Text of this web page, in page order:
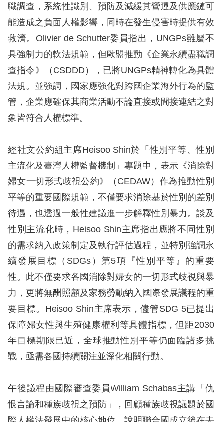
料
庫
無
礙
快
捷
鍵
選
擇
語
言
兒少版
回
首
頁
網
站
導
網
職調查，系統性識別、預防及減緩其營運及供應鏈可
能造成之負面人權影響，同時在發生侵害時提供有效
救濟。Olivier de Schutter委員指出，UNGPs雖屬不
具強制力的軟法規範，但歐盟推動《企業永續盡職調
查指令》（CSDDD），已將UNGPs精神轉化為具體
法規。並強調，國家應強化對跨國企業海外行為的監
管，企業應確保其商業活動不論直接或間接連結之對
象皆符合人權標準。
經社文公約組主席Heisoo Shin於「性別平等、性別
主流化及臺灣人權監督機制」專題中，表示《消除對
婦女一切形式歧視公約》（CEDAW）作為推動性別
平等的重要國際規範，不僅要求消除基於性別的差別
待遇，也透過一般性建議進一步解釋性別暴力。談及
性別主流化時，Heisoo Shin主席指出應將不同性別
的需求納入政策制定及執行評估過程，並特別強調永
續發展目標（SDGs）第5項『性別平等』的重要
性。此不僅要求各國消除對婦女的一切形式歧視與暴
力，更將無酬照顧及家務勞動納入國際發展議程的重
要目標。Heisoo Shin主席表示，儘管SDG 5已提出
保障婦女性與生殖健康權利等具體指標，但距2030
年目標期限已近，全球推動性別平等仍面臨諸多挑
戰，亟需各國持續關注並深化相關行動。
午後議程由國際審查委員William Schabas主講「仇
恨言論和種族歧視之預防」，回顧種族歧視議題於國
際人權法發展中的核心地位，說明聯合國成立後在去